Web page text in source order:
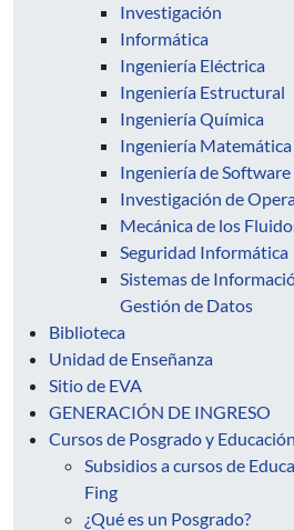
Investigación
Informática
Ingeniería Eléctrica
Ingeniería Estructural
Ingeniería Química
Ingeniería Matemática
Ingeniería de Software
Investigación de
Mecánica de los
Seguridad Informática
Sistemas de
Gestión de Datos
Biblioteca
Unidad de Enseñanza
Sitio de EVA
GENERACIÓN DE INGRESO
Cursos de Posgrado y
Subsidios a cursos de
Fing
¿Qué es un Posgrado?